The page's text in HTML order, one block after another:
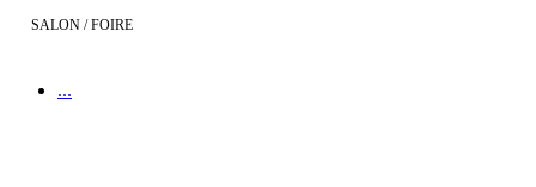
SALON / FOIRE
...